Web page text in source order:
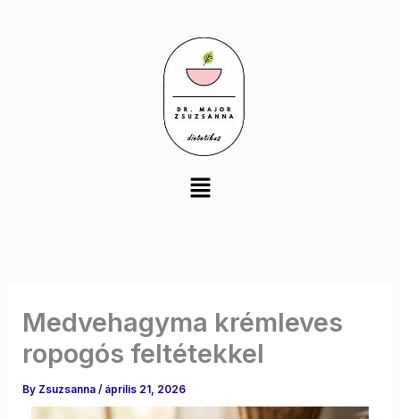
Menu
Medvehagyma krémleves
ropogós feltétekkel
By Zsuzsanna/ április 21, 2026